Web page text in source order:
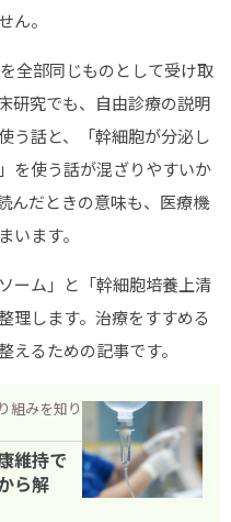
ん。
全部同じものとして受け取
研究でも、自由診療の説明
う話と、「幹細胞が分泌し
を使う話が混ざりやすいか
んだときの意味も、医療機
います。
ーム」と「幹細胞培養上清
理します。治療をすすめる
えるための記事です。
組みを知り
維持で
ら解